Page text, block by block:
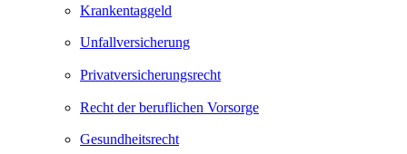
Krankentaggeld
Unfallversicherung
Privatversicherungsrecht
Recht der beruflichen Vorsorge
Gesundheitsrecht